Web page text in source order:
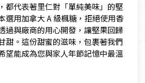
都代表著里仁對「單純美味」的堅
選用加拿大 A 級楓糖，拒絕使用香
過與廠商的用心開發，讓堅果回歸
甜。這份甜蜜的滋味，包裹著我們
望能成為您與家人年節記憶中最溫